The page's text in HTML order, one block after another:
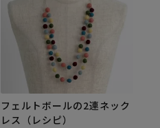
フェルトボールの2連ネック
レス（レシピ）